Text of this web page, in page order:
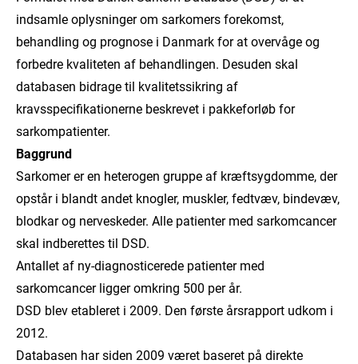
indsamle oplysninger om sarkomers forekomst,
behandling og prognose i Danmark for at overvåge og
forbedre kvaliteten af behandlingen. Desuden skal
databasen bidrage til kvalitetssikring af
kravsspecifikationerne beskrevet i pakkeforløb for
sarkompatienter.
Baggrund
Sarkomer er en heterogen gruppe af kræftsygdomme, der
opstår i blandt andet knogler, muskler, fedtvæv, bindevæv,
blodkar og nerveskeder. Alle patienter med sarkomcancer
skal indberettes til DSD.
Antallet af ny-diagnosticerede patienter med
sarkomcancer ligger omkring 500 per år.
DSD blev etableret i 2009. Den første årsrapport udkom i
2012.
Databasen har siden 2009 været baseret på direkte